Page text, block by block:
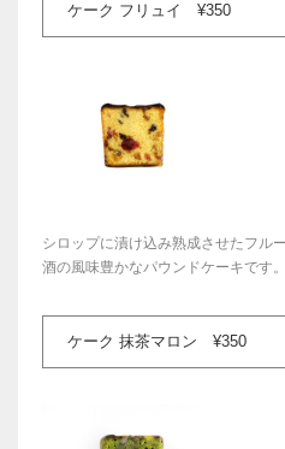
ケーク フリュイ ¥350
シロップに漬け込み熟成させたフル
酒の風味豊かなパウンドケーキです。
ケーク 抹茶マロン ¥350